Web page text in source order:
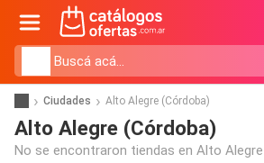
Ciudades Alto Alegre (Córdoba)
Alto Alegre (Córdoba)
No se encontraron tiendas en Alto